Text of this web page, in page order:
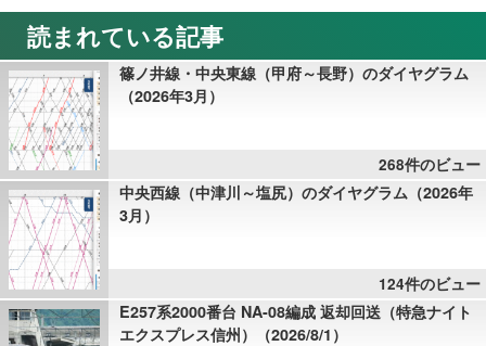
読まれている記事
篠ノ井線・中央東線（甲府～長野）のダイヤグラム
（2026年3月）
268件のビュー
中央西線（中津川～塩尻）のダイヤグラム（2026年
3月）
124件のビュー
E257系2000番台 NA-08編成 返却回送（特急ナイト
エクスプレス信州）（2026/8/1）